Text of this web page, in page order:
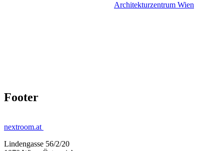
Architekturzentrum Wien
Footer
nextroom.at
Lindengasse 56/2/20